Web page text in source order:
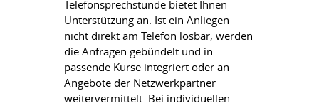
Telefonsprechstunde bietet Ihnen
Unterstützung an. Ist ein Anliegen
nicht direkt am Telefon lösbar, werden
die Anfragen gebündelt und in
passende Kurse integriert oder an
Angebote der Netzwerkpartner
weitervermittelt. Bei individuellen